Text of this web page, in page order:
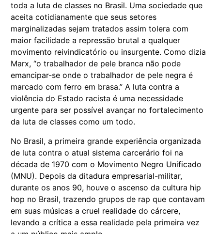
toda a luta de classes no Brasil. Uma sociedade que
aceita cotidianamente que seus setores
marginalizadas sejam tratados assim tolera com
maior facilidade a repressão brutal a qualquer
movimento reivindicatório ou insurgente. Como dizia
Marx, “o trabalhador de pele branca não pode
emancipar-se onde o trabalhador de pele negra é
marcado com ferro em brasa.” A luta contra a
violência do Estado racista é uma necessidade
urgente para ser possível avançar no fortalecimento
da luta de classes como um todo.
No Brasil, a primeira grande experiência organizada
de luta contra o atual sistema carcerário foi na
década de 1970 com o Movimento Negro Unificado
(MNU). Depois da ditadura empresarial-militar,
durante os anos 90, houve o ascenso da cultura hip
hop no Brasil, trazendo grupos de rap que contavam
em suas músicas a cruel realidade do cárcere,
levando a crítica a essa realidade pela primeira vez